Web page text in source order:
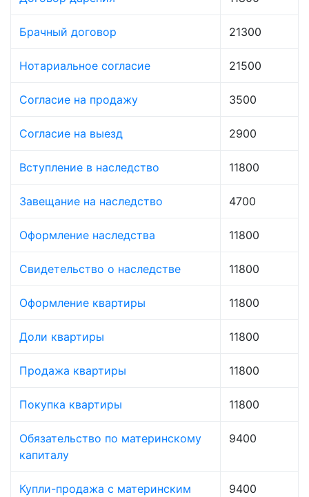
Брачный договор 21300
Нотариальное согласие 21500
Согласие на продажу 3500
Согласие на выезд 2900
Вступление в наследство 11800
Завещание на наследство 4700
Оформление наследства 11800
Свидетельство о наследстве 11800
Оформление квартиры 11800
Доли квартиры 11800
Продажа квартиры 11800
Покупка квартиры 11800
Обязательство по материнскому
капиталу
9400
Купли-продажа с материнским
9400